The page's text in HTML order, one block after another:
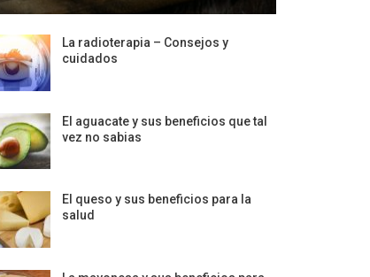
La radioterapia – Consejos y
cuidados
El aguacate y sus beneficios que tal
vez no sabias
El queso y sus beneficios para la
salud